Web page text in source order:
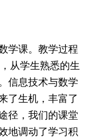
课。教学过程
从学生熟悉的生
信息技术与数学
了生机，丰富了
径，我们的课堂
地调动了学习积